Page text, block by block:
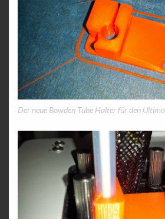
Der neue Bowden Tube Halter für den